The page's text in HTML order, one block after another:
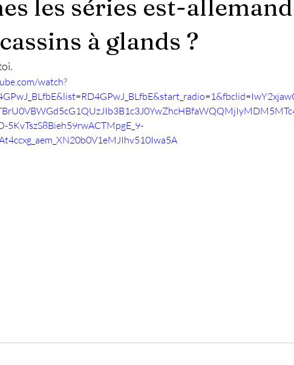
les séries est-
à glands ?
watch?
5KvTszS8Bieh59rwACTMpgE_9-